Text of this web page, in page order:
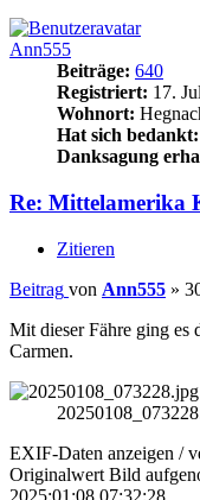
Ann555
Beiträge: 640
Registriert: 17.
Wohnort:
Hat sich bedankt:
Danksagung
Re: Mittelamerika
Zitieren
Beitrag von Ann555 »
Mit dieser Fähre ging es
Carmen.
EXIF-Daten anzeigen /
Originalwert Bild
2025:01:08 07:32:28